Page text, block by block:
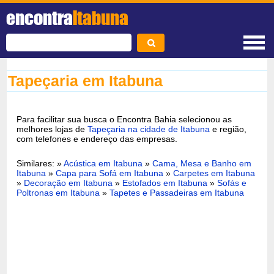
encontraItabuna
Tapeçaria em Itabuna
Para facilitar sua busca o Encontra Bahia selecionou as
melhores lojas deTapeçaria na cidade de Itabuna e região,
com telefones e endereço das empresas.
Similares: »Acústica em Itabuna »Cama, Mesa e Banho em
Itabuna »Capa para Sofá em Itabuna »Carpetes em Itabuna
» Decoração em Itabuna » Estofados em Itabuna »Sofás e
Poltronas em Itabuna »Tapetes e Passadeiras em Itabuna